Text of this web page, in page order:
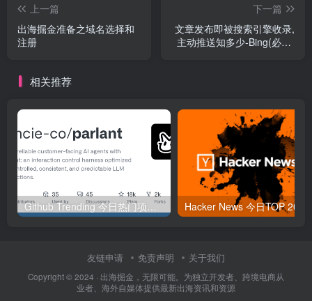
上一篇
出海掘金准备之域名选择和
注册
下一篇
文章发布即被搜索引擎收录,
主动推送知多少-Bing(必应)
相关推荐
Github Trending 今日热门项目 | 2025-09-06
友链申请 免责声明 关于我们
Copyright © 2024 · 出海掘金，无限可能。为独立开发者、跨境电商从
业者、海外自媒体提供最新出海资讯和资源